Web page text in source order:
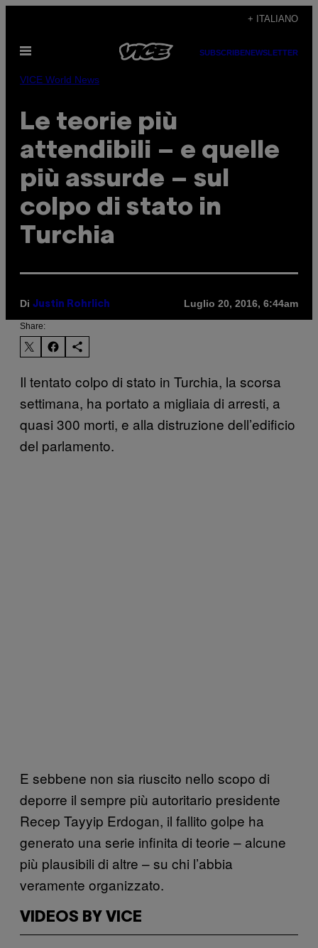
contenuto
+ ITALIANO
Apri
SUBSCRIBENEWSLETTER
VICE World News
Le teorie più
attendibili – e quelle
più assurde – sul
colpo di stato in
Turchia
Di Justin Rohrlich Luglio 20, 2016, 6:44am
Share:
Il tentato colpo di stato in Turchia, la scorsa
settimana, ha portato a migliaia di arresti, a
quasi 300 morti, e alla distruzione dell’edificio
del parlamento.
E sebbene non sia riuscito nello scopo di
deporre il sempre più autoritario presidente
Recep Tayyip Erdogan, il fallito golpe ha
generato una serie infinita di teorie – alcune
più plausibili di altre – su chi l’abbia
veramente organizzato.
VIDEOS BY VICE